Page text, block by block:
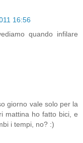
16:56
quando infilare
giorno vale solo per la
mattina ho fatto bici, e
i tempi, no? :)